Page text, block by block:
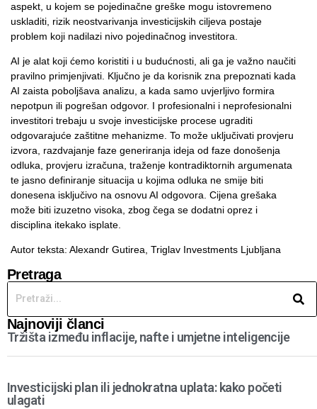
aspekt, u kojem se pojedinačne greške mogu istovremeno
uskladiti, rizik neostvarivanja investicijskih ciljeva postaje
problem koji nadilazi nivo pojedinačnog investitora.
AI je alat koji ćemo koristiti i u budućnosti, ali ga je važno naučiti
pravilno primjenjivati. Ključno je da korisnik zna prepoznati kada
AI zaista poboljšava analizu, a kada samo uvjerljivo formira
nepotpun ili pogrešan odgovor. I profesionalni i neprofesionalni
investitori trebaju u svoje investicijske procese ugraditi
odgovarajuće zaštitne mehanizme. To može uključivati provjeru
izvora, razdvajanje faze generiranja ideja od faze donošenja
odluka, provjeru izračuna, traženje kontradiktornih argumenata
te jasno definiranje situacija u kojima odluka ne smije biti
donesena isključivo na osnovu AI odgovora. Cijena grešaka
može biti izuzetno visoka, zbog čega se dodatni oprez i
disciplina itekako isplate.
Autor teksta: Alexandr Gutirea, Triglav Investments Ljubljana
Pretraga
Najnoviji članci
Tržišta između inflacije, nafte i umjetne inteligencije
Investicijski plan ili jednokratna uplata: kako početi
ulagati